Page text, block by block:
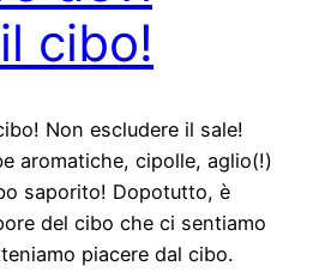
cibo!
Non escludere il sale!
aromatiche, cipolle, aglio(!)
saporito! Dopotutto, è
del cibo che ci sentiamo
piacere dal cibo.